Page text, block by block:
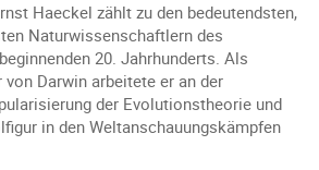
Haeckel zählt zu den bedeutendsten,
Naturwissenschaftlern des
20. Jahrhunderts. Als
Darwin arbeitete er an der
der Evolutionstheorie und
in den Weltanschauungskämpfen